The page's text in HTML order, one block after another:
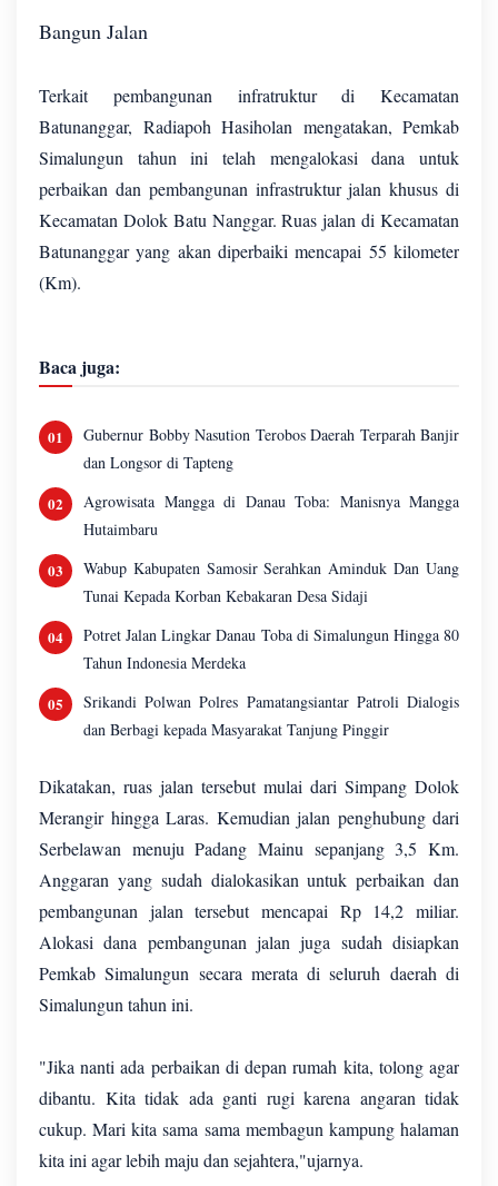
Bangun Jalan
Terkait pembangunan infratruktur di Kecamatan
Batunanggar, Radiapoh Hasiholan mengatakan, Pemkab
Simalungun tahun ini telah mengalokasi dana untuk
perbaikan dan pembangunan infrastruktur jalan khusus di
Kecamatan Dolok Batu Nanggar. Ruas jalan di Kecamatan
Batunanggar yang akan diperbaiki mencapai 55 kilometer
(Km).
Baca juga:
Gubernur Bobby Nasution Terobos Daerah Terparah Banjir
dan Longsor di Tapteng
Agrowisata Mangga di Danau Toba: Manisnya Mangga
Hutaimbaru
Wabup Kabupaten Samosir Serahkan Aminduk Dan Uang
Tunai Kepada Korban Kebakaran Desa Sidaji
Potret Jalan Lingkar Danau Toba di Simalungun Hingga 80
Tahun Indonesia Merdeka
Srikandi Polwan Polres Pamatangsiantar Patroli Dialogis
dan Berbagi kepada Masyarakat Tanjung Pinggir
Dikatakan, ruas jalan tersebut mulai dari Simpang Dolok
Merangir hingga Laras. Kemudian jalan penghubung dari
Serbelawan menuju Padang Mainu sepanjang 3,5 Km.
Anggaran yang sudah dialokasikan untuk perbaikan dan
pembangunan jalan tersebut mencapai Rp 14,2 miliar.
Alokasi dana pembangunan jalan juga sudah disiapkan
Pemkab Simalungun secara merata di seluruh daerah di
Simalungun tahun ini.
"Jika nanti ada perbaikan di depan rumah kita, tolong agar
dibantu. Kita tidak ada ganti rugi karena angaran tidak
cukup. Mari kita sama sama membagun kampung halaman
kita ini agar lebih maju dan sejahtera,"ujarnya.